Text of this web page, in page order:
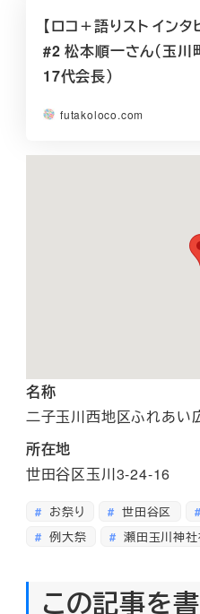
【ロコ＋語りスト インタ
#2 松本順一さん（玉川
17代会長）
futakoloco.com
名称
二子玉川西地区ふれあい
所在地
世田谷区玉川3-24-16
お祭り 世田谷区
例大祭
瀬田玉川神
この記事を